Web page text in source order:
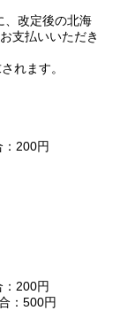
、改定後の北海
支払いいただき
れます。
200円
200円
：500円